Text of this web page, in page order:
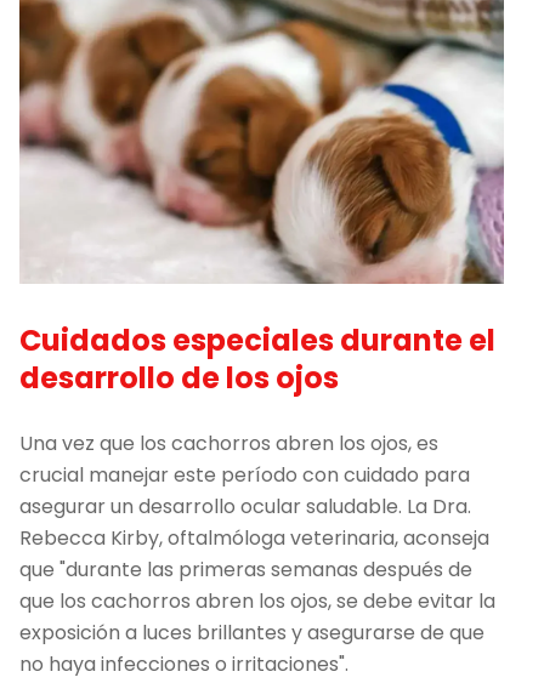
Cuidados especiales durante el
desarrollo de los ojos
Una vez que los cachorros abren los ojos, es
crucial manejar este período con cuidado para
asegurar un desarrollo ocular saludable. La Dra.
Rebecca Kirby, oftalmóloga veterinaria, aconseja
que "durante las primeras semanas después de
que los cachorros abren los ojos, se debe evitar la
exposición a luces brillantes y asegurarse de que
no haya infecciones o irritaciones".